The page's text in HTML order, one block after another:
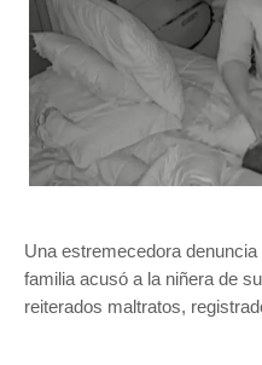
Una estremecedora
familia acusó a la niñera de
reiterados maltratos,